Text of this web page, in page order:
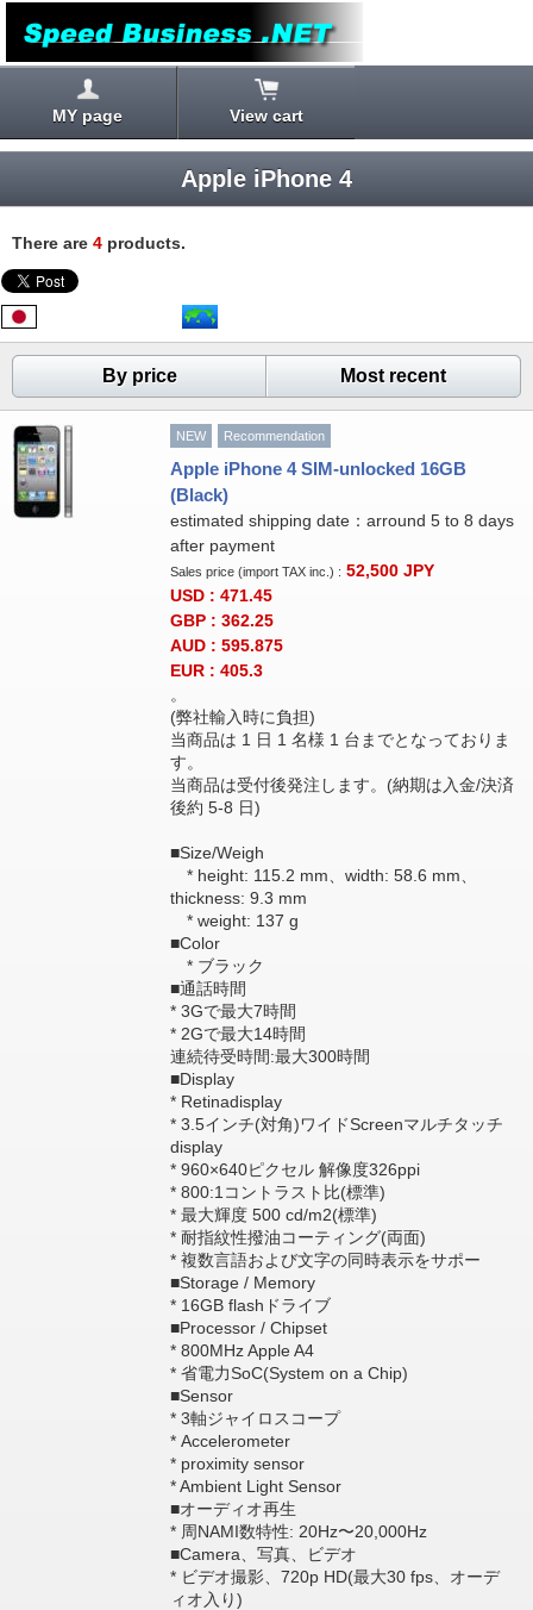
MY page View cart
Apple iPhone 4
There are 4 products.
By price Most recent
NEW Recommendation
Apple iPhone 4 SIM-unlocked 16GB
(Black)
estimated shipping date：arround 5 to 8 days
after payment
Sales price (import TAX inc.) : 52,500 JPY
USD : 471.45
GBP : 362.25
AUD : 595.875
EUR : 405.3
。
(弊社輸入時に負担)
当商品は 1 日 1 名様 1 台までとなっておりま
す。
当商品は受付後発注します。(納期は入金/決済
後約 5-8 日)
■Size/Weigh
* height: 115.2 mm、width: 58.6 mm、
thickness: 9.3 mm
* weight: 137 g
■Color
* ブラック
■通話時間
* 3Gで最大7時間
* 2Gで最大14時間
連続待受時間:最大300時間
■Display
* Retinadisplay
* 3.5インチ(対角)ワイドScreenマルチタッチ
display
* 960×640ピクセル 解像度326ppi
* 800:1コントラスト比(標準)
* 最大輝度 500 cd/m2(標準)
* 耐指紋性撥油コーティング(両面)
* 複数言語および文字の同時表示をサポー
■Storage / Memory
* 16GB flashドライブ
■Processor / Chipset
* 800MHz Apple A4
* 省電力SoC(System on a Chip)
■Sensor
* 3軸ジャイロスコープ
* Accelerometer
* proximity sensor
* Ambient Light Sensor
■オーディオ再生
* 周NAMI数特性: 20Hz〜20,000Hz
■Camera、写真、ビデオ
* ビデオ撮影、720p HD(最大30 fps、オーデ
ィオ入り)